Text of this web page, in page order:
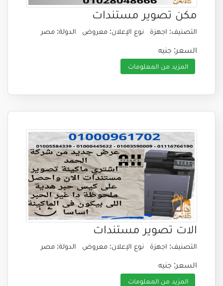
مكن تصوير مستندات
التصنيف: اجهزة نوع الإعلان: معروض الدولة: مصر
السعر: جنيه
المزيد من المعلومات
الات تصوير مستندات
التصنيف: اجهزة نوع الإعلان: معروض الدولة: مصر
السعر: جنيه
المزيد من المعلومات